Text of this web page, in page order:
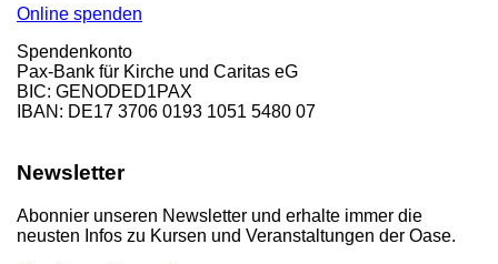
Online spenden
Spendenkonto
Pax-Bank für Kirche und Caritas eG
BIC: GENODED1PAX
IBAN: DE17 3706 0193 1051 5480 07
Newsletter
Abonnier unseren Newsletter und erhalte immer die
neusten Infos zu Kursen und Veranstaltungen der Oase.